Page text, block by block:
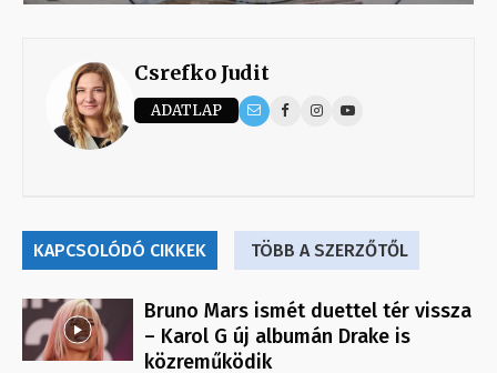
Csrefko Judit
ADATLAP
KAPCSOLÓDÓ CIKKEK TÖBB A SZERZŐTŐL
Bruno Mars ismét duettel tér vissza
– Karol G új albumán Drake is
közreműködik